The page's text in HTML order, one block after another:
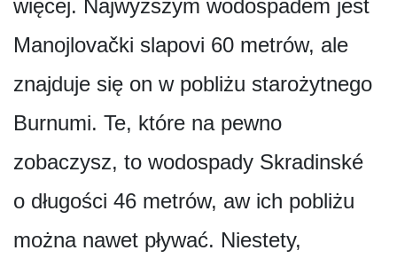
więcej. Najwyższym wodospadem jest
Manojlovački slapovi 60 metrów, ale
znajduje się on w pobliżu starożytnego
Burnumi. Te, które na pewno
zobaczysz, to wodospady Skradinské
o długości 46 metrów, aw ich pobliżu
można nawet pływać. Niestety,